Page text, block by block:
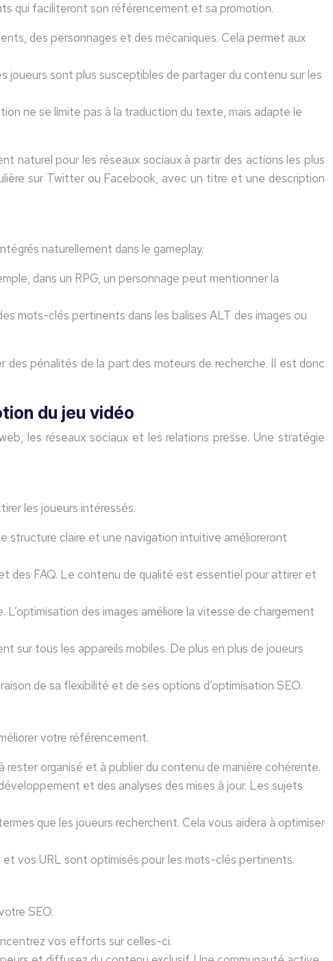
qui faciliteront son référencement et sa promotion.
des personnages et des mécaniques. Cela permet aux
sont plus susceptibles de partager du contenu sur les
ne se limite pas à la traduction du texte, mais adapte le
naturel pour les réseaux sociaux à partir des actions les plus
sur Twitter ou Facebook, avec un titre et une description
naturellement dans le gameplay.
dans un RPG, un personnage peut mentionner la
mots-clés pertinents dans les balises ALT des images ou
pénalités de la part des moteurs de recherche. Il est donc
du jeu vidéo
les réseaux sociaux et les relations presse. Une stratégie
les joueurs intéressés.
structure claire et une navigation intuitive amélioreront
des FAQ. Le contenu de qualité est essentiel pour attirer et
des images améliore la vitesse de chargement
sur tous les appareils mobiles. De plus en plus de joueurs
de sa flexibilité et de ses options d’optimisation SEO.
votre référencement.
organisé et à publier du contenu de manière cohérente.
et des analyses des mises à jour. Les sujets
que les joueurs recherchent. Cela vous aidera à optimiser
vos URL sont optimisés pour les mots-clés pertinents.
SEO.
vos efforts sur celles-ci.